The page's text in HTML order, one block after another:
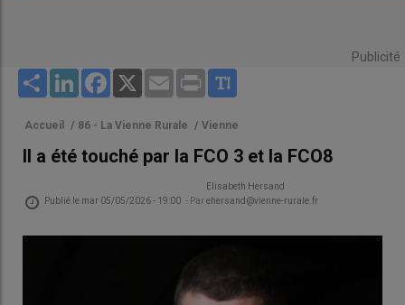
Publicité
Share LinkedInFacebook
X Email Print
Accueil / 86 - La Vienne Rurale / Vienne
Il a été touché par la FCO 3 et la FCO8
Publié le mar 05/05/2026 - 19:00 - Par
Elisabeth Hersand
ehersand@vienne-rurale.fr